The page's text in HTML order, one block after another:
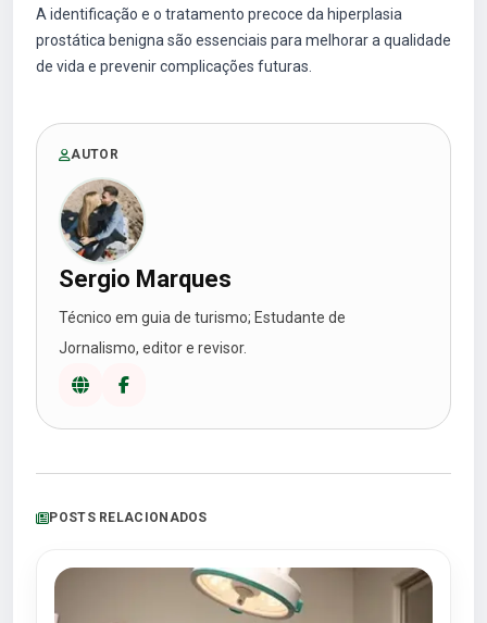
A identificação e o tratamento precoce da hiperplasia
prostática benigna são essenciais para melhorar a qualidade
de vida e prevenir complicações futuras.
AUTOR
Sergio Marques
Técnico em guia de turismo; Estudante de
Jornalismo, editor e revisor.
POSTS RELACIONADOS